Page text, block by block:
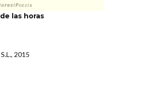
las horas
2015